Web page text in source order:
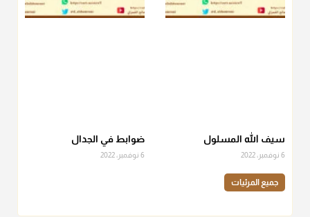
منذ 3 شهر
سيف الله المسلول
6 نوفمبر، 2022
ضوابط في الجدال
6 نوفمبر، 2022
جميع المرئيات